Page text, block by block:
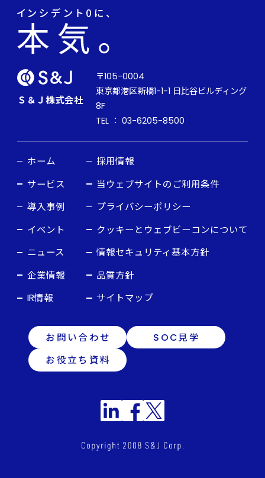
Ｓ＆Ｊ株式会社
〒105-0004
東京都港区新橋1-1-1 日比谷ビルディング
8F
TEL ： 03-6205-8500
ホーム
サービス
導入事例
イベント
ニュース
企業情報
IR情報
採用情報
当ウェブサイトのご利用条件
プライバシーポリシー
クッキーとウェブビーコンについて
情報セキュリティ基本方針
品質方針
サイトマップ
お問い合わせ
SOC見学
お役立ち資料